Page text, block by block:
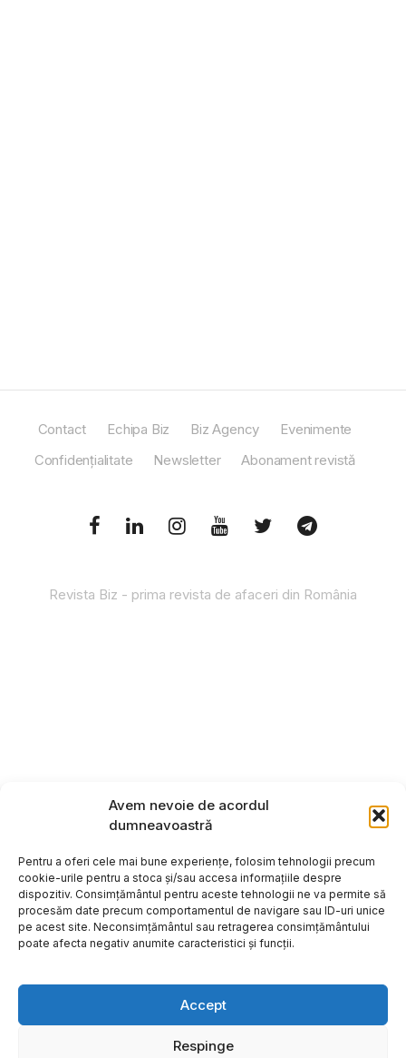
Avem nevoie de acordul
dumneavoastră
Pentru a oferi cele mai bune experiențe, folosim tehnologii precum
cookie-urile pentru a stoca și/sau accesa informațiile despre
dispozitiv. Consimțământul pentru aceste tehnologii ne va permite să
procesăm date precum comportamentul de navigare sau ID-uri unice
pe acest site. Neconsimțământul sau retragerea consimțământului
poate afecta negativ anumite caracteristici și funcții.
Accept
Respinge
Contact Echipa Biz Biz Agency
Evenimente
Confidențialitate
Newsletter Abonament revistă
Revista Biz - prima revista de afaceri din România